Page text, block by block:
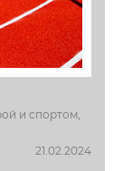
и спортом,
21.02.2024